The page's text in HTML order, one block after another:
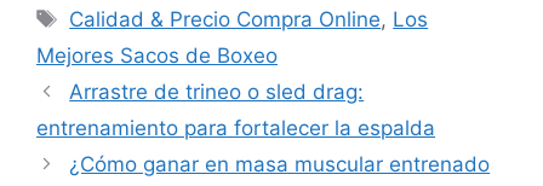
Etiquetas
Calidad & Precio Compra Online, Los
Mejores Sacos de Boxeo
Arrastre de trineo o sled drag:
entrenamiento para fortalecer la espalda
¿Cómo ganar en masa muscular entrenado